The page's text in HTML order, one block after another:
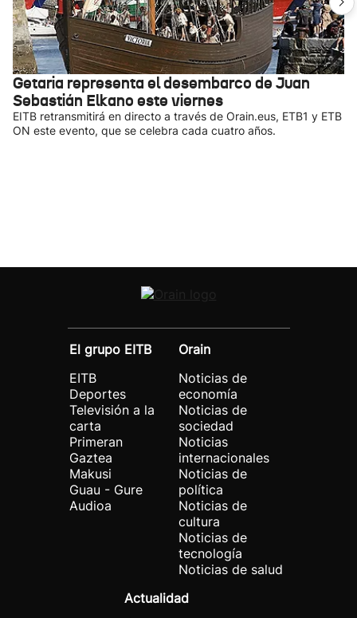
Getaria representa el desembarco de Juan
Sebastián Elkano este viernes
EITB retransmitirá en directo a través de Orain.eus, ETB1 y ETB
ON este evento, que se celebra cada cuatro años.
El grupo EITB
EITB
Deportes
Televisión a la
carta
Primeran
Gaztea
Makusi
Guau - Gure
Audioa
Orain
Noticias de
economía
Noticias de
sociedad
Noticias
internacionales
Noticias de
política
Noticias de
cultura
Noticias de
tecnología
Noticias de salud
Actualidad